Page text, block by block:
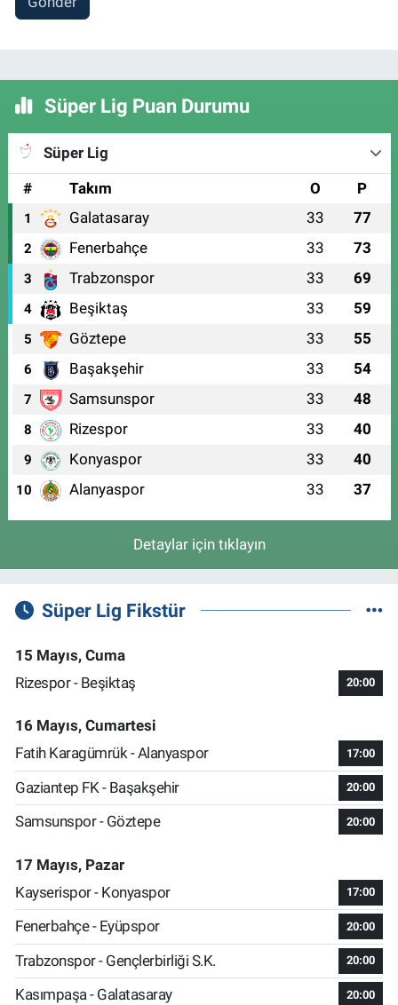
Süper Lig Puan Durumu
Süper Lig
#
Takım O P
1 Galatasaray 33 77
2 Fenerbahçe 33 73
3 Trabzonspor 33 69
4 Beşiktaş 33 59
5 Göztepe 33 55
6 Başakşehir 33 54
7 Samsunspor 33 48
8 Rizespor 33 40
9 Konyaspor 33 40
10 Alanyaspor 33 37
Detaylar için tıklayın
Süper Lig Fikstür
15 Mayıs, Cuma
Rizespor - Beşiktaş
20:00
16 Mayıs, Cumartesi
Fatih Karagümrük - Alanyaspor
17:00
Gaziantep FK - Başakşehir 20:00
Samsunspor - Göztepe 20:00
17 Mayıs, Pazar
Kayserispor - Konyaspor
17:00
Fenerbahçe - Eyüpspor 20:00
Trabzonspor - Gençlerbirliği S.K. 20:00
Kasımpaşa - Galatasaray 20:00